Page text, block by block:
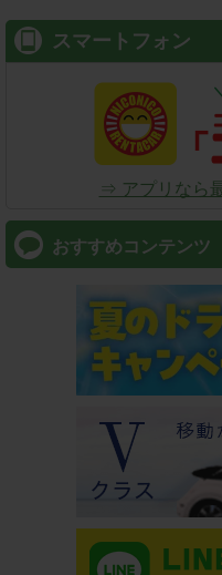
スマートフォン
⇒ アプリなら
おすすめコンテンツ